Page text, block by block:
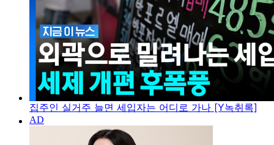
집주인 실거주 늘면 세입자는 어디로 가나 [Y녹취록]